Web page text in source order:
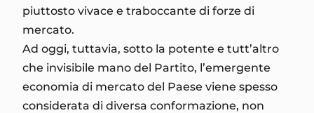
piuttosto vivace e traboccante di forze di
mercato.
Ad oggi, tuttavia, sotto la potente e tutt’altro
che invisibile mano del Partito, l’emergente
economia di mercato del Paese viene spesso
considerata di diversa conformazione, non